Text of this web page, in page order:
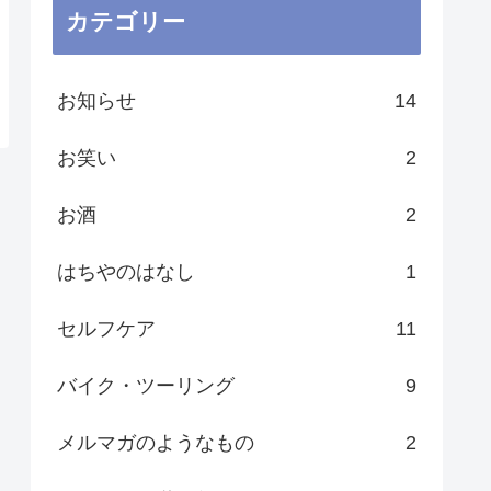
カテゴリー
お知らせ 14
お笑い 2
お酒 2
はちやのはなし 1
セルフケア 11
バイク・ツーリング 9
メルマガのようなもの 2